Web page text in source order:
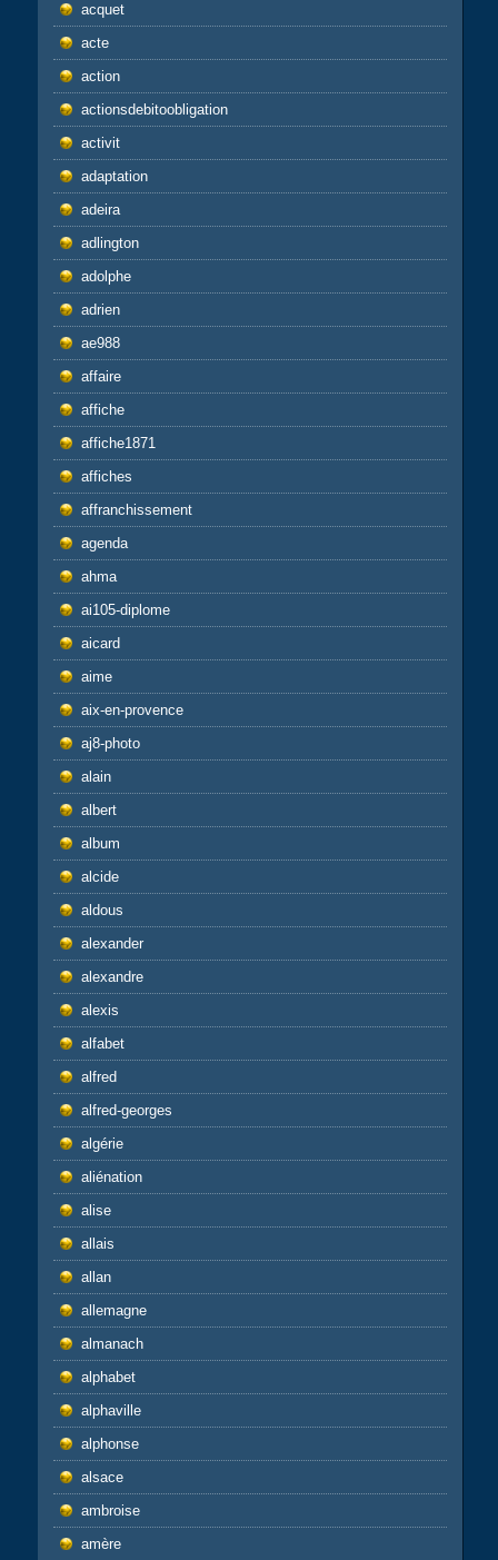
acquet
acte
action
actionsdebitoobligation
activit
adaptation
adeira
adlington
adolphe
adrien
ae988
affaire
affiche
affiche1871
affiches
affranchissement
agenda
ahma
ai105-diplome
aicard
aime
aix-en-provence
aj8-photo
alain
albert
album
alcide
aldous
alexander
alexandre
alexis
alfabet
alfred
alfred-georges
algérie
aliénation
alise
allais
allan
allemagne
almanach
alphabet
alphaville
alphonse
alsace
ambroise
amère